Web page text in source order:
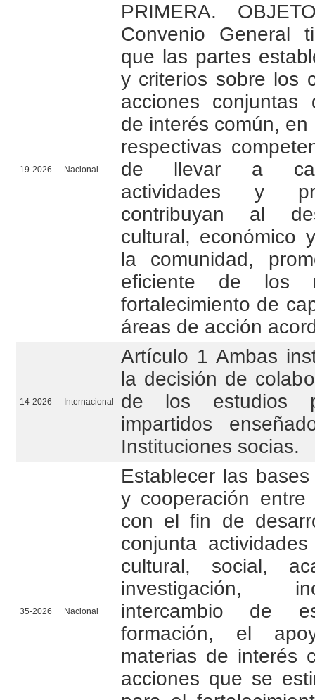
19-2026 Nacional
PRIMERA.
Convenio General
que las partes
y criterios sobre los
acciones conjuntas
de interés común,
respectivas
de llevar a
actividades y
contribuyan al
cultural, económico
la comunidad,
eficiente de los
fortalecimiento de
áreas de acción
14-2026 Internacional
Artículo 1 Ambas
la decisión de
de los estudios
impartidos
Instituciones socias.
35-2026 Nacional
Establecer las
y cooperación entre
con el fin de
conjunta
cultural, social,
investigación,
intercambio de
formación, el
materias de interés
acciones que se